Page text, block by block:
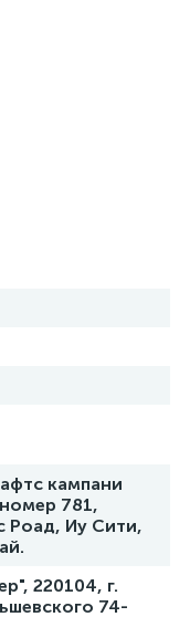
кампани
781,
Роад, Иу Сити,
220104, г.
74-